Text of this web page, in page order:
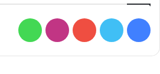
فيسبوك
تويتر يوتيوبانستقرامواتساب